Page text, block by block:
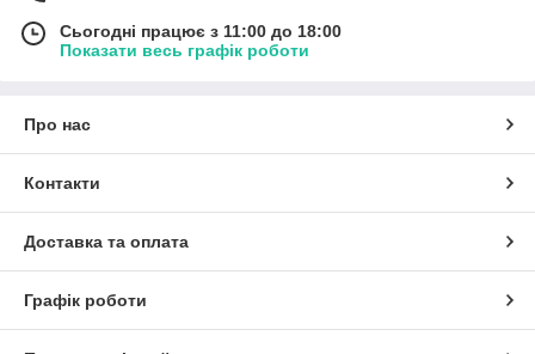
Сьогодні працює з 11:00 до 18:00
Показати весь графік роботи
Про нас
Контакти
Доставка та оплата
Графік роботи